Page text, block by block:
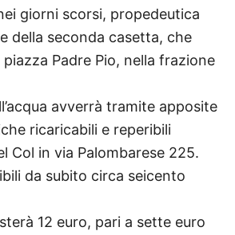
giorni scorsi, propedeutica
della seconda casetta, che
Padre Pio, nella frazione
avverrà tramite apposite
ricaricabili e reperibili
Col in via Palombarese 225.
da subito circa seicento
12 euro, pari a sette euro